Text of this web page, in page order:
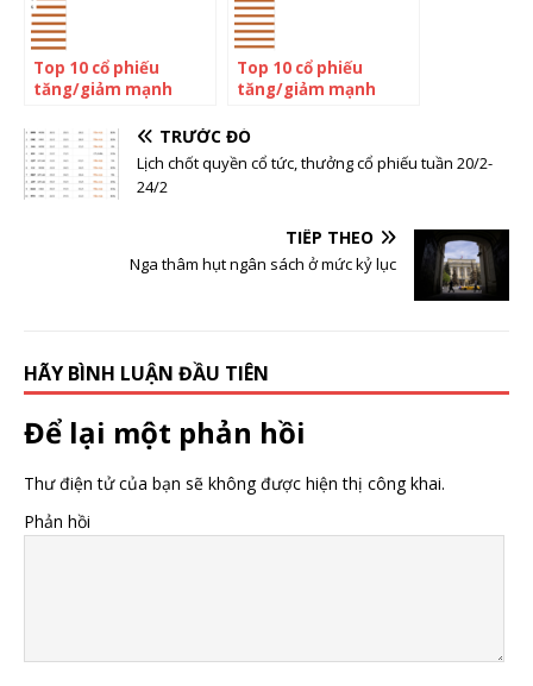
Top 10 cổ phiếu
tăng/giảm mạnh
phiếu thép “bốc hơi”
gần 50% giá trị sau
một tuần
Top 10 cổ phiếu
tăng/giảm mạnh
họ Viettel nổi sóng,
“ông lớn” ngành
logistics tăng tốc
TRƯỚC ĐÓ
Lịch chốt quyền cổ tức, thưởng cổ phiếu tuần 20/2-
24/2
TIẾP THEO
Nga thâm hụt ngân sách ở mức kỷ lục
HÃY BÌNH LUẬN ĐẦU TIÊN
Để lại một phản hồi
Thư điện tử của bạn sẽ không được hiện thị công khai.
Phản hồi